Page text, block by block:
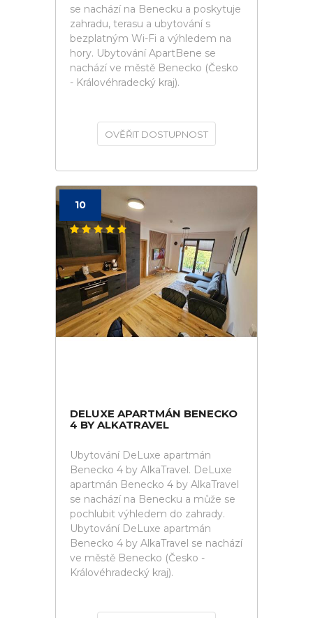
se nachází na Benecku a poskytuje
zahradu, terasu a ubytování s
bezplatným Wi-Fi a výhledem na
hory. Ubytování ApartBene se
nachází ve městě Benecko (Česko
- Královéhradecký kraj).
OVĚŘIT DOSTUPNOST
10
DELUXE APARTMÁN BENECKO
4 BY ALKATRAVEL
Ubytování DeLuxe apartmán
Benecko 4 by AlkaTravel. DeLuxe
apartmán Benecko 4 by AlkaTravel
se nachází na Benecku a může se
pochlubit výhledem do zahrady.
Ubytování DeLuxe apartmán
Benecko 4 by AlkaTravel se nachází
ve městě Benecko (Česko -
Královéhradecký kraj).